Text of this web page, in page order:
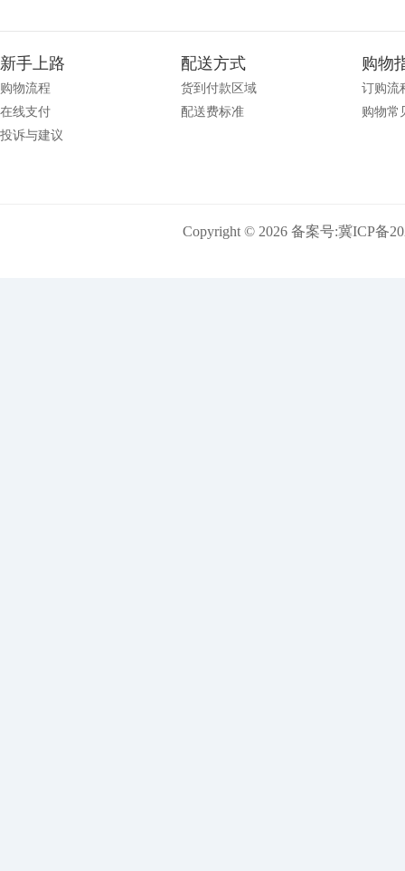
新手上路
购物流程
在线支付
投诉与建议
配送方式
货到付款区域
配送费标准
购物
订购流
购物常
Copyright © 2026 备案号:冀ICP备